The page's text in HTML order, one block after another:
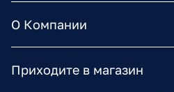
О Компании
Приходите в магазин